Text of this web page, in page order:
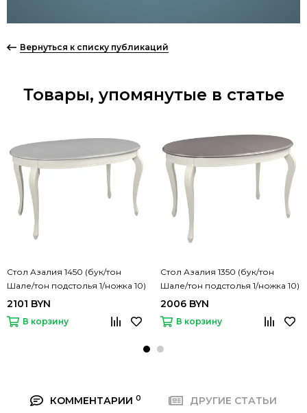
Вернуться к списку публикаций
Товары, упомянутые в статье
Стол Азалия 1450 (бук/тон
Шале/тон подстолья 1/ножка 10)
2101 BYN
В корзину
Стол Азалия 1350 (бук/тон
Шале/тон подстолья 1/ножка 10)
2006 BYN
В корзину
КОММЕНТАРИИ 0 ДРУГИЕ СТАТЬИ